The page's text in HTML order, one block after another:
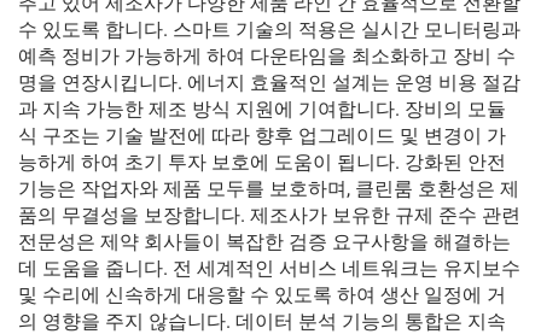
수 있도록 합니다. 스마트 기술의 적용은 실시간 모니터링과
예측 정비가 가능하게 하여 다운타임을 최소화하고 장비 수
명을 연장시킵니다. 에너지 효율적인 설계는 운영 비용 절감
과 지속 가능한 제조 방식 지원에 기여합니다. 장비의 모듈
식 구조는 기술 발전에 따라 향후 업그레이드 및 변경이 가
능하게 하여 초기 투자 보호에 도움이 됩니다. 강화된 안전
기능은 작업자와 제품 모두를 보호하며, 클린룸 호환성은 제
품의 무결성을 보장합니다. 제조사가 보유한 규제 준수 관련
전문성은 제약 회사들이 복잡한 검증 요구사항을 해결하는
데 도움을 줍니다. 전 세계적인 서비스 네트워크는 유지보수
및 수리에 신속하게 대응할 수 있도록 하여 생산 일정에 거
의 영향을 주지 않습니다. 데이터 분석 기능의 통합은 지속